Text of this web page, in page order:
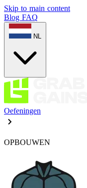
Skip to main content
Blog FAQ
NL
Oefeningen
OPBOUWEN